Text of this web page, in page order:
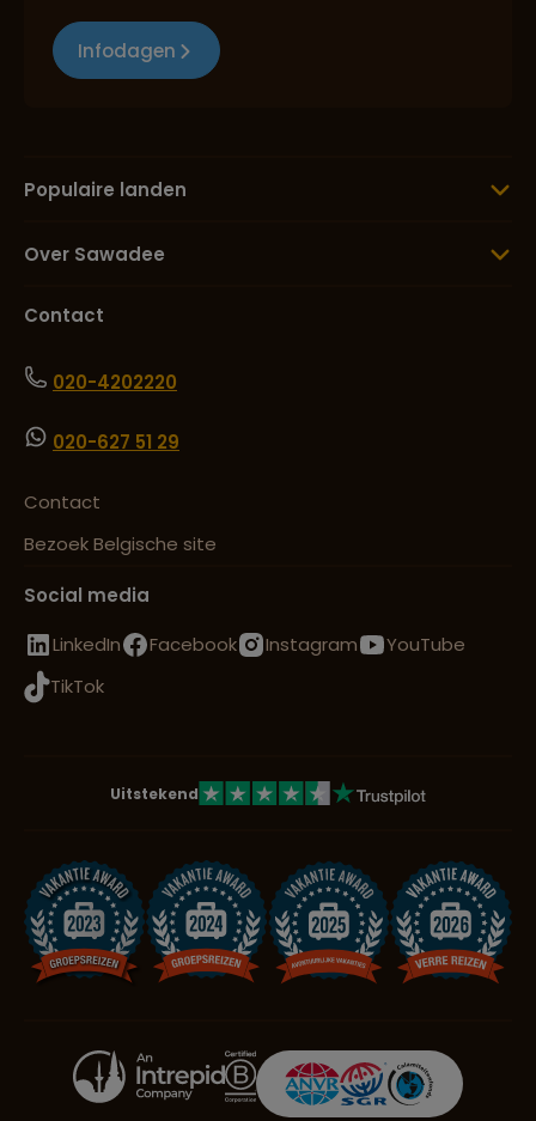
Infodagen
Populaire landen
Over Sawadee
Contact
020-4202220
020-627 51 29
Contact
Bezoek Belgische site
Social media
LinkedIn
Facebook Instagram
YouTube
TikTok
Uitstekend